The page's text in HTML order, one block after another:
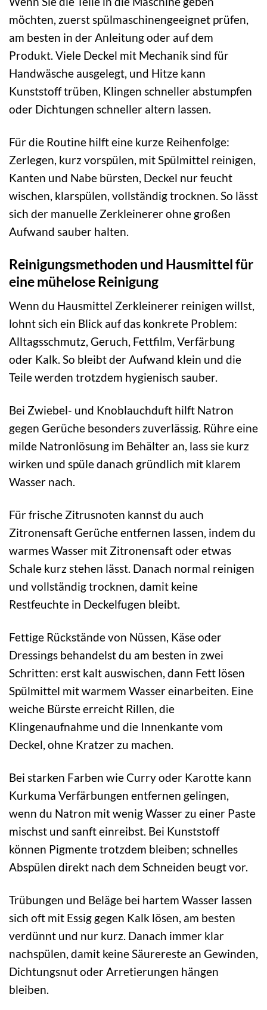
möchten, zuerst spülmaschinengeeignet prüfen,
am besten in der Anleitung oder auf dem
Produkt. Viele Deckel mit Mechanik sind für
Handwäsche ausgelegt, und Hitze kann
Kunststoff trüben, Klingen schneller abstumpfen
oder Dichtungen schneller altern lassen.
Für die Routine hilft eine kurze Reihenfolge:
Zerlegen, kurz vorspülen, mit Spülmittel reinigen,
Kanten und Nabe bürsten, Deckel nur feucht
wischen, klarspülen, vollständig trocknen. So lässt
sich der manuelle Zerkleinerer ohne großen
Aufwand sauber halten.
Reinigungsmethoden und Hausmittel für
eine mühelose Reinigung
Wenn du Hausmittel Zerkleinerer reinigen willst,
lohnt sich ein Blick auf das konkrete Problem:
Alltagsschmutz, Geruch, Fettfilm, Verfärbung
oder Kalk. So bleibt der Aufwand klein und die
Teile werden trotzdem hygienisch sauber.
Bei Zwiebel- und Knoblauchduft hilft Natron
gegen Gerüche besonders zuverlässig. Rühre eine
milde Natronlösung im Behälter an, lass sie kurz
wirken und spüle danach gründlich mit klarem
Wasser nach.
Für frische Zitrusnoten kannst du auch
Zitronensaft Gerüche entfernen lassen, indem du
warmes Wasser mit Zitronensaft oder etwas
Schale kurz stehen lässt. Danach normal reinigen
und vollständig trocknen, damit keine
Restfeuchte in Deckelfugen bleibt.
Fettige Rückstände von Nüssen, Käse oder
Dressings behandelst du am besten in zwei
Schritten: erst kalt auswischen, dann Fett lösen
Spülmittel mit warmem Wasser einarbeiten. Eine
weiche Bürste erreicht Rillen, die
Klingenaufnahme und die Innenkante vom
Deckel, ohne Kratzer zu machen.
Bei starken Farben wie Curry oder Karotte kann
Kurkuma Verfärbungen entfernen gelingen,
wenn du Natron mit wenig Wasser zu einer Paste
mischst und sanft einreibst. Bei Kunststoff
können Pigmente trotzdem bleiben; schnelles
Abspülen direkt nach dem Schneiden beugt vor.
Trübungen und Beläge bei hartem Wasser lassen
sich oft mit Essig gegen Kalk lösen, am besten
verdünnt und nur kurz. Danach immer klar
nachspülen, damit keine Säurereste an Gewinden,
Dichtungsnut oder Arretierungen hängen
bleiben.